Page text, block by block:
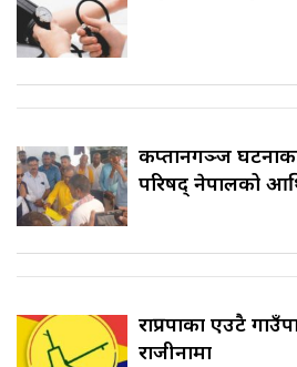
कप्तानगञ्ज घटनाका
परिषद् नेपालको
राप्रपाका एउटै
राजीनामा